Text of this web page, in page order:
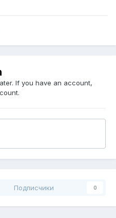
If you have an account,
Подписчики 0